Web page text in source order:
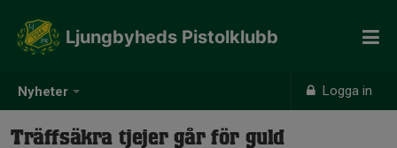
Nyheter Logga in
Ljungbyheds Pistolklubb
Träffsäkra tjejer går för guld